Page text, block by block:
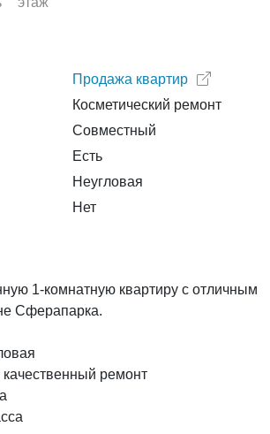
Продажа квартир
Косметический ремонт
Совместный
Есть
Неугловая
Нет
1-комнатную квартиру с отличным
Сферапарка.
ремонт